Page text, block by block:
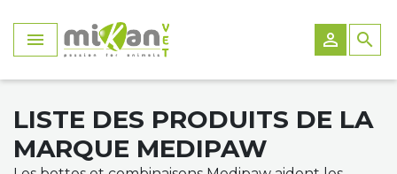
  search
LISTE DES PRODUITS DE LA
MARQUE MEDIPAW
Accessoires Laser
Electrostimulation
Accessoires Electrostimulation
Onde de choc
Accessoires Onde de Choc
Accessoires Ultrason
Accessoires Magneto
Accessoires Radiofréquence
Accessoires
Accessoires
Accessoires tapis de course
Gilet de flottaison
Accessoires Hydrothérapie
Patte avant
Accessoires Attelles
Chaussures
Bottes
Chaussettes
Ceinture
Accessoires & pièces détachées chariots
Harnais
Harnais arrière
Harnais total
Rampes
Tapis de réeducation
Planche d'équilibre
Gilet de flottaison
Bandage
Manteau été